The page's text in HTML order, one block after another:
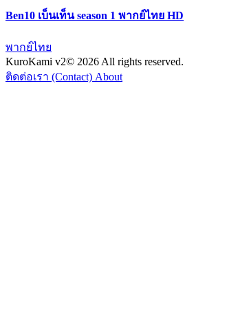
Ben10 เบ็นเท็น season 1 พากย์ไทย HD
พากย์ไทย
KuroKami v2© 2026 All rights reserved.
ติดต่อเรา (Contact) About